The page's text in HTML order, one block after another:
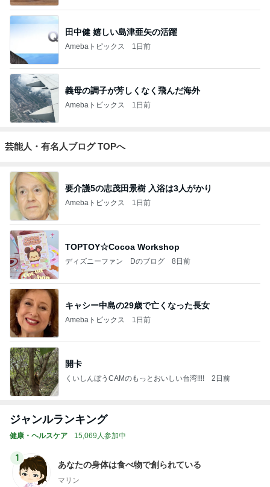
田中健 嬉しい島津亜矢の活躍
Amebaトピックス 1日前
義母の調子が芳しくなく飛んだ海外
Amebaトピックス 1日前
芸能人・有名人ブログ TOPへ
要介護5の志茂田景樹 入浴は3人がかり
Amebaトピックス 1日前
TOPTOY☆Cocoa Workshop
ディズニーファン Dのブログ 8日前
キャシー中島の29歳で亡くなった長女
Amebaトピックス 1日前
開卡
くいしんぼうCAMのもっとおいしい台湾!!!! 2日前
ジャンルランキング
健康・ヘルスケア 15,069人参加中
1
あなたの身体は食べ物で創られている
マリン